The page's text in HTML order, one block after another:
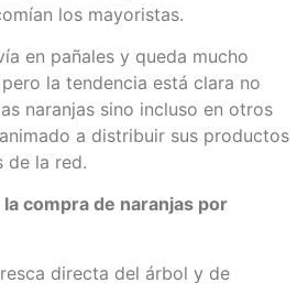
los mayoristas.
en pañales y queda mucho
la tendencia está clara no
naranjas sino incluso en otros
a distribuir sus productos
de la red.
compra de naranjas por
directa del árbol y de